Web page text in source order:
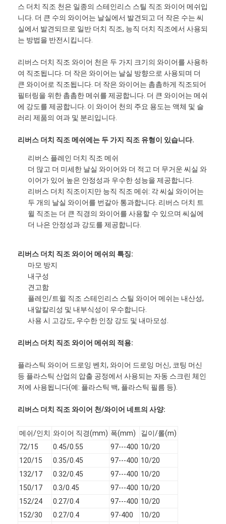
제품 소개
회사 소개
스 더치 직조 천은 일종의 스테인리스 스틸 직조 와이어 메쉬입
니다. 더 큰 수의 와이어는 날실에서 발견되고 더 작은 수는 씨
실에서 발견되므로 일반 더치 직조, 능직 더치 직조에서 사용되
는 방법을 반전시킵니다.
리버스 더치 직조 와이어 천은 두 가지 크기의 와이어를 사용하
여 직조됩니다. 더 작은 와이어는 날실 방향으로 사용되며 더
큰 와이어로 직조됩니다. 더 작은 와이어는 촘촘하게 직조되어
필터링을 위한 촘촘한 메쉬를 제공합니다. 더 큰 와이어는 메쉬
에 강도를 제공합니다. 이 와이어 천의 주요 용도는 액체 및 슬
러리 제품의 여과 및 분리입니다.
리버스 더치 직조 메쉬에는 두 가지 직조 유형이 있습니다.
리버스 플레인 더치 직조 메쉬
더 많고 더 미세한 날실 와이어와 더 적고 더 무거운 씨실 와
이어가 있어 높은 안정성과 우수한 성능을 제공합니다.
리버스 더치 직조이지만 능직 직조 메쉬: 각 씨실 와이어는
두 개의 날실 와이어를 번갈아 통과합니다. 리버스 더치 트
윌 직조는 더 큰 직경의 와이어를 사용할 수 있으며 씨실에
더 나은 안정성과 강도를 제공합니다.
리버스 더치 직조 와이어 메쉬의 특징:
마모 방지
내구성
견고함
플레인/트윌 직조 스테인리스 스틸 와이어 메쉬는 내산성,
내알칼리성 및 내부식성이 우수합니다.
사용 시 고강도, 우수한 인장 강도 및 내마모성.
리버스 더치 직조 와이어 메쉬의 적용:
플라스틱 와이어 드로잉 벤치, 와이어 드로잉 머신, 코팅 머신
등 플라스틱 산업의 압출 공정에서 사용되는 자동 스크린 체인
저에 사용됩니다(예: 플라스틱 백, 플라스틱 필름 등).
리버스 더치 직조 와이어 천/와이어 네트의 사양:
메쉬/인치 와이어 직경(mm) 폭(mm)
길이/롤(m)
72/15
0.45/0.55 97---400 10/20
120/15
0.35/0.45 97---400 10/20
132/17
0.32/0.45 97---400 10/20
150/17
0.3/0.45 97---400 10/20
152/24
0.27/0.4 97---400 10/20
152/30
0.27/0.4 97-400 10/20